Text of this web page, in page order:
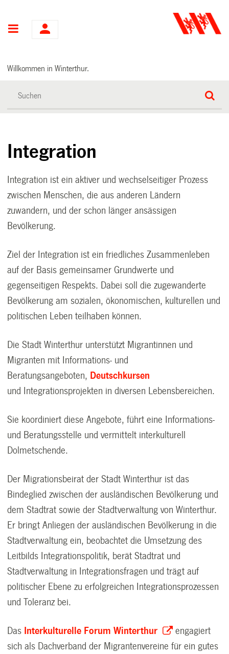
Hauptnavigation
Willkommen in Winterthur.
Integration
Integration ist ein aktiver und wechselseitiger Prozess
zwischen Menschen, die aus anderen Ländern
zuwandern, und der schon länger ansässigen
Bevölkerung.
Ziel der Integration ist ein friedliches Zusammenleben
auf der Basis gemeinsamer Grundwerte und
gegenseitigen Respekts. Dabei soll die zugewanderte
Bevölkerung am sozialen, ökonomischen, kulturellen und
politischen Leben teilhaben können.
Die Stadt Winterthur unterstützt Migrantinnen und
Migranten mit Informations- und
Beratungsangeboten, Deutschkursen
und Integrationsprojekten in diversen Lebensbereichen.
Sie koordiniert diese Angebote, führt eine Informations-
und Beratungsstelle undvermittelt interkulturell
Dolmetschende.
Der Migrationsbeirat der Stadt Winterthur ist das
Bindeglied zwischen der ausländischen Bevölkerung und
dem Stadtrat sowie der Stadtverwaltung von Winterthur.
Er bringt Anliegen der ausländischen Bevölkerung in die
Stadtverwaltung ein, beobachtet die Umsetzung des
Leitbilds Integrationspolitik, berät Stadtrat und
Stadtverwaltung in Integrationsfragen und trägt auf
politischer Ebene zu erfolgreichen Integrationsprozessen
und Toleranz bei.
Das Interkulturelle Forum Winterthur
engagiert
sich als Dachverband der Migrantenvereine für ein gutes